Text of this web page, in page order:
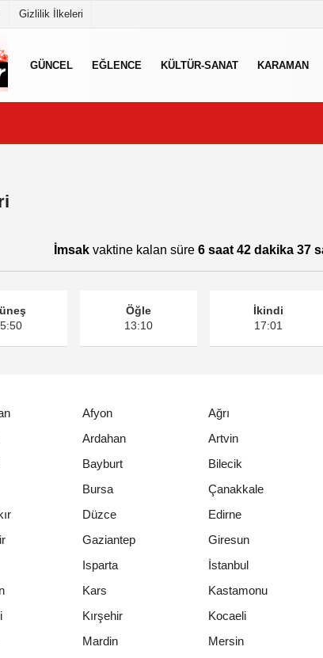
Gizlilik İlkeleri
GÜNCEL EĞLENCE KÜLTÜR-SANAT KARAMAN
İmsakvaktine kalan süre 6 saat 42 dakika 37
Öğle
13:10
İkindi
17:01
Afyon Ağrı
Ardahan Artvin
Bayburt Bilecik
Bursa Çanakkale
Düzce Edirne
Gaziantep Giresun
Isparta İstanbul
Kars Kastamonu
Kırşehir Kocaeli
Mardin Mersin